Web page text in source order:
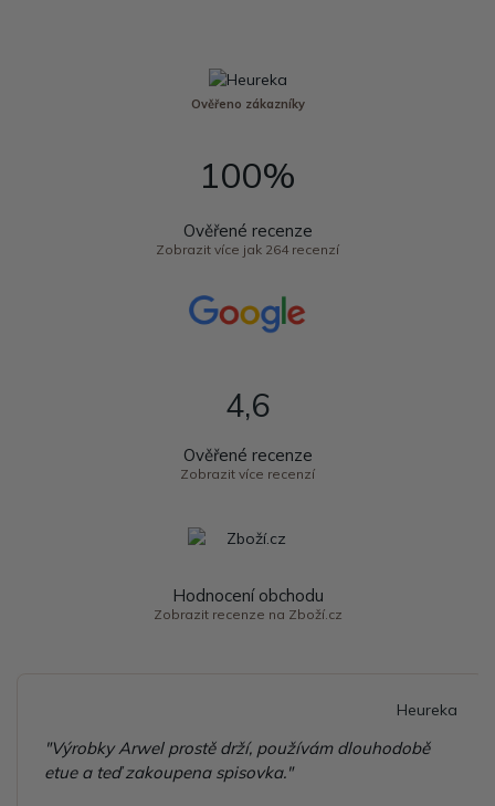
Ověřeno zákazníky
100%
Ověřené recenze
Zobrazit více jak 264 recenzí
4,6
Ověřené recenze
Zobrazit více recenzí
Hodnocení obchodu
Zobrazit recenze na Zboží.cz
Heureka
"Výrobky Arwel prostě drží, používám dlouhodobě
etue a teď zakoupena spisovka."